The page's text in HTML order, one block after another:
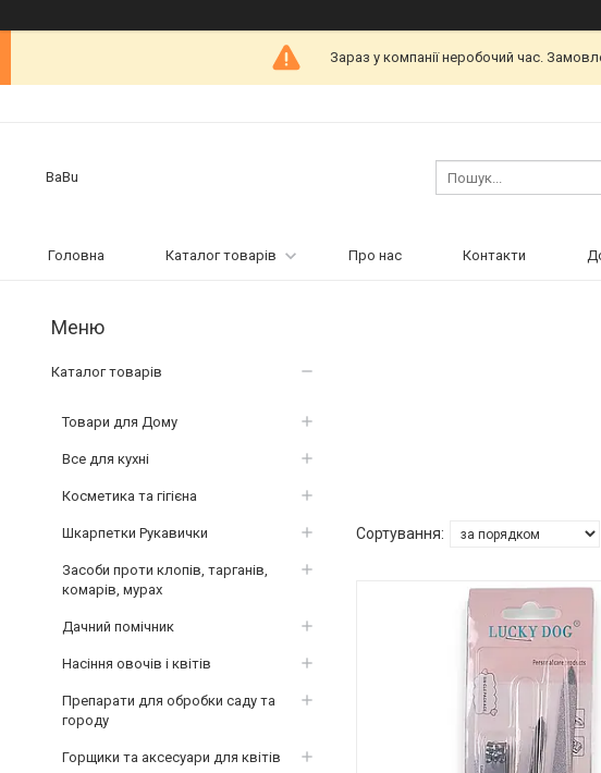
Зараз у компанії неробочий час.
BaBu
Головна Каталог товарів Про нас Контакти
Каталог товарів
Товари для Дому
Все для кухні
Косметика та гігієна
Шкарпетки Рукавички
Засоби проти клопів, тарганів,
комарів, мурах
Дачний помічник
Насіння овочів і квітів
Препарати для обробки саду та
городу
Горщики та аксесуари для квітів